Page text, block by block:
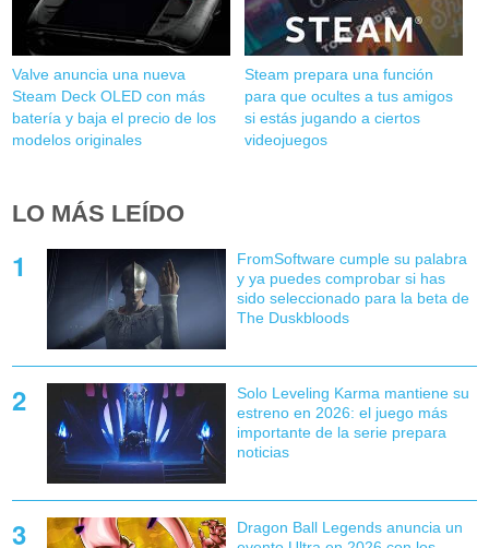
Valve anuncia una nueva
Steam Deck OLED con más
batería y baja el precio de los
modelos originales
Steam prepara una función
para que ocultes a tus amigos
si estás jugando a ciertos
videojuegos
LO MÁS LEÍDO
FromSoftware cumple su palabra
y ya puedes comprobar si has
sido seleccionado para la beta de
The Duskbloods
Solo Leveling Karma mantiene su
estreno en 2026: el juego más
importante de la serie prepara
noticias
Dragon Ball Legends anuncia un